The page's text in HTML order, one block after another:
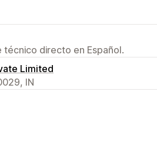
directo en Español.
Limited
IN